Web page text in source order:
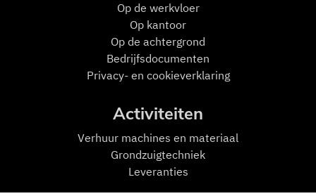
Op de werkvloer
Op kantoor
Op de achtergrond
Bedrijfsdocumenten
Privacy- en cookieverklaring
Activiteiten
Verhuur machines en materiaal
Grondzuigtechniek
Leveranties